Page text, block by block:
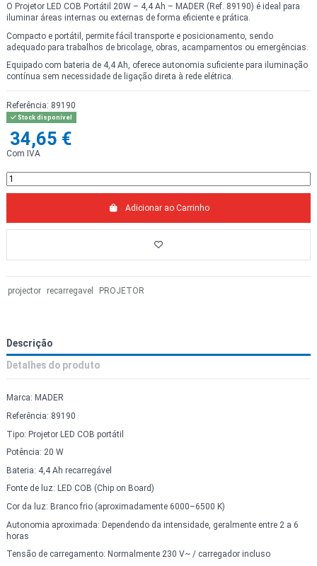
O Projetor LED COB Portátil 20W – 4,4 Ah – MADER (Ref. 89190) é ideal para
iluminar áreas internas ou externas de forma eficiente e prática.
Compacto e portátil, permite fácil transporte e posicionamento, sendo
adequado para trabalhos de bricolage, obras, acampamentos ou emergências.
Equipado com bateria de 4,4 Ah, oferece autonomia suficiente para iluminação
contínua sem necessidade de ligação direta à rede elétrica.
Referência: 89190
Stock disponível
34,65 €
Com IVA
Adicionar ao Carrinho
projector recarregavel PROJETOR
Descrição
Detalhes do produto
Marca: MADER
Referência: 89190
Tipo: Projetor LED COB portátil
Potência: 20 W
Bateria: 4,4 Ah recarregável
Fonte de luz: LED COB (Chip on Board)
Cor da luz: Branco frio (aproximadamente 6000–6500 K)
Autonomia aproximada: Dependendo da intensidade, geralmente entre 2 a 6
horas
Tensão de carregamento: Normalmente 230 V~ / carregador incluso